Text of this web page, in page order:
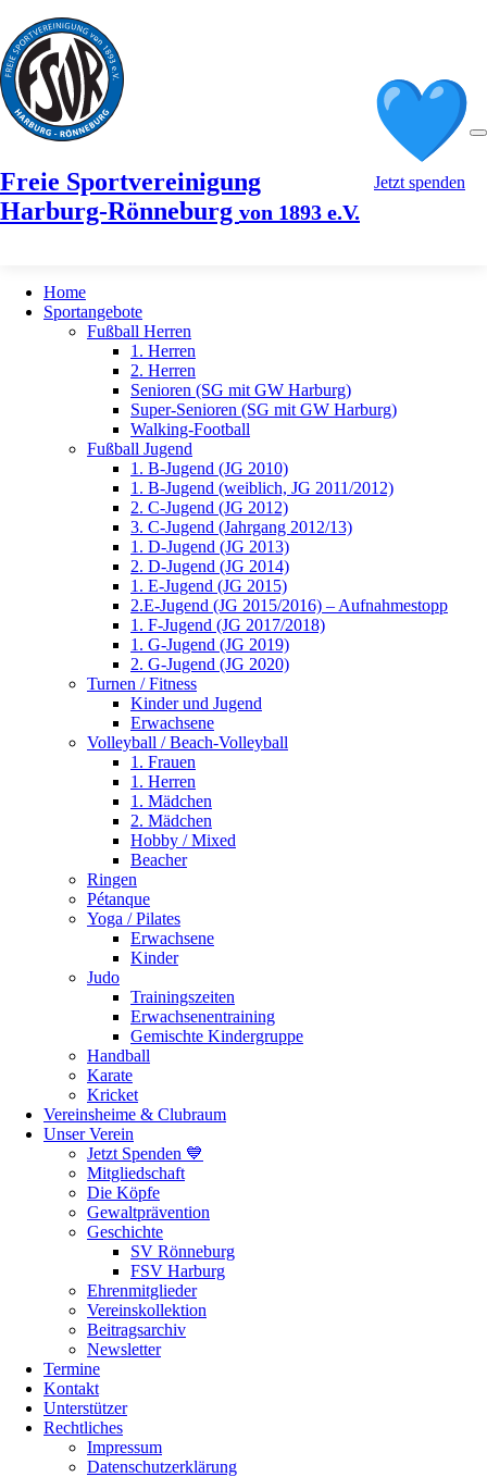
Freie Sportvereinigung
Harburg-Rönneburg von 1893 e.V.
Jetzt spenden
Home
Sportangebote
Fußball Herren
1. Herren
2. Herren
Senioren (SG mit GW Harburg)
Super-Senioren (SG mit GW Harburg)
Walking-Football
Fußball Jugend
1. B-Jugend (JG 2010)
1. B-Jugend (weiblich, JG 2011/2012)
2. C-Jugend (JG 2012)
3. C-Jugend (Jahrgang 2012/13)
1. D-Jugend (JG 2013)
2. D-Jugend (JG 2014)
1. E-Jugend (JG 2015)
2.E-Jugend (JG 2015/2016) – Aufnahmestopp
1. F-Jugend (JG 2017/2018)
1. G-Jugend (JG 2019)
2. G-Jugend (JG 2020)
Turnen / Fitness
Kinder und Jugend
Erwachsene
Volleyball / Beach-Volleyball
1. Frauen
1. Herren
1. Mädchen
2. Mädchen
Hobby / Mixed
Beacher
Ringen
Pétanque
Yoga / Pilates
Erwachsene
Kinder
Judo
Trainingszeiten
Erwachsenentraining
Gemischte Kindergruppe
Handball
Karate
Kricket
Vereinsheime & Clubraum
Unser Verein
Jetzt Spenden 💙
Mitgliedschaft
Die Köpfe
Gewaltprävention
Geschichte
SV Rönneburg
FSV Harburg
Ehrenmitglieder
Vereinskollektion
Beitragsarchiv
Newsletter
Termine
Kontakt
Unterstützer
Rechtliches
Impressum
Datenschutzerklärung